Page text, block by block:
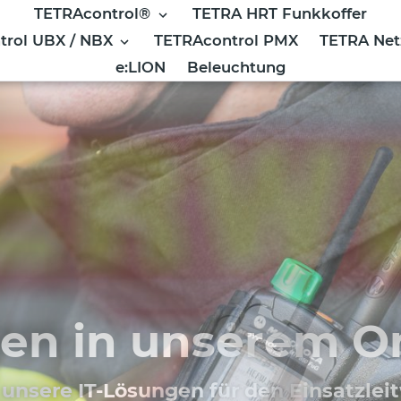
TETRAcontrol®
TETRA HRT Funkkoffer
UBX / NBX
TETRAcontrol PMX
TETRA
e:LION
Beleuchtung
Software und
UBX